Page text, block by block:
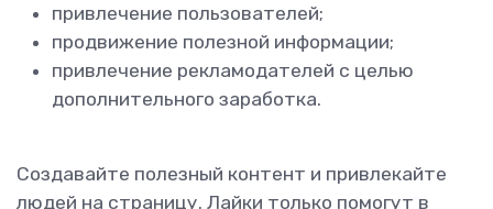
привлечение пользователей;
продвижение полезной информации;
привлечение рекламодателей с целью
дополнительного заработка.
Создавайте полезный контент и привлекайте
людей на страницу. Лайки только помогут в